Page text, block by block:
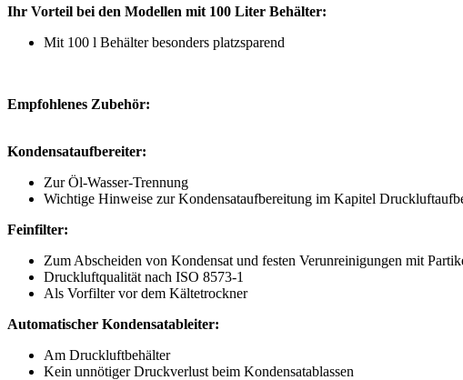
Ihr Vorteil bei den Modellen mit 100 Liter Behälter:
Mit 100 l Behälter besonders platzsparend
Empfohlenes Zubehör:
Kondensataufbereiter:
Zur Öl-Wasser-Trennung
Wichtige Hinweise zur Kondensataufbereitung im Kapitel
Feinfilter:
Zum Abscheiden von Kondensat und festen Verunreinigungen mit
Druckluftqualität nach ISO 8573-1
Als Vorfilter vor dem Kältetrockner
Automatischer Kondensatableiter:
Am Druckluftbehälter
Kein unnötiger Druckverlust beim Kondensatablassen